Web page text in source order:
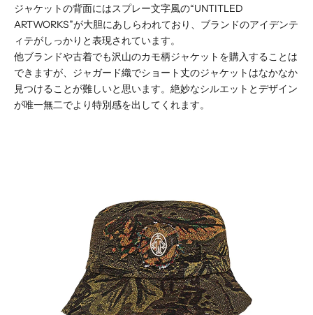
ジャケットの背面にはスプレー文字風の“UNTITLED
ARTWORKS”が大胆にあしらわれており、ブランドのアイデンテ
ィテがしっかりと表現されています。
他ブランドや古着でも沢山のカモ柄ジャケットを購入することは
できますが、ジャガード織でショート丈のジャケットはなかなか
見つけることが難しいと思います。絶妙なシルエットとデザイン
が唯一無二でより特別感を出してくれます。